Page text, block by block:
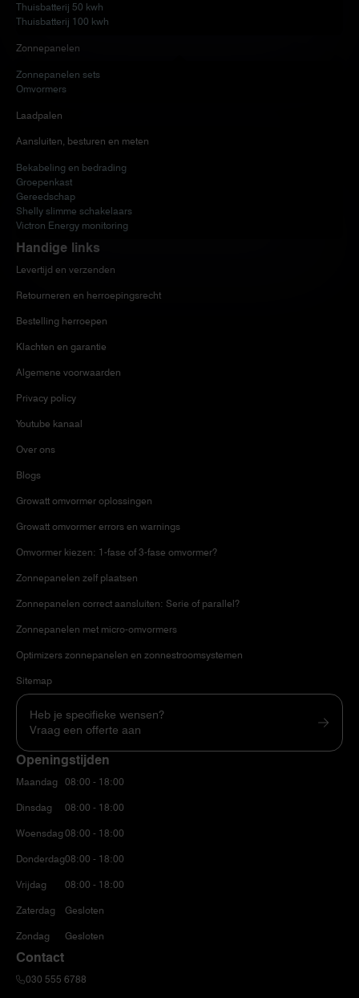
Thuisbatterij 50 kwh
Thuisbatterij 100 kwh
Zonnepanelen
Zonnepanelen sets
Omvormers
Laadpalen
Aansluiten, besturen en meten
Bekabeling en bedrading
Groepenkast
Gereedschap
Shelly slimme schakelaars
Victron Energy monitoring
Handige links
Levertijd en verzenden
Retourneren en herroepingsrecht
Bestelling herroepen
Klachten en garantie
Algemene voorwaarden
Privacy policy
Youtube kanaal
Over ons
Blogs
Growatt omvormer oplossingen
Growatt omvormer errors en warnings
Omvormer kiezen: 1-fase of 3-fase omvormer?
Zonnepanelen zelf plaatsen
Zonnepanelen correct aansluiten: Serie of parallel?
Zonnepanelen met micro-omvormers
Optimizers zonnepanelen en zonnestroomsystemen
Sitemap
Heb je specifieke wensen?
Vraag een offerte aan
Openingstijden
Maandag
Dinsdag
Woensdag
Donderdag
Vrijdag
Zaterdag
Zondag
08:00 - 18:00
08:00 - 18:00
08:00 - 18:00
08:00 - 18:00
08:00 - 18:00
Gesloten
Gesloten
Contact
030 555 6788